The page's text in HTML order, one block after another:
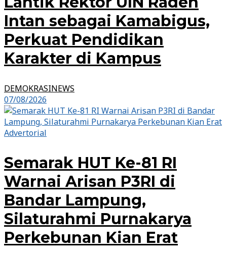
Intan sebagai Kamabigus,
Perkuat Pendidikan
Karakter di Kampus
DEMOKRASINEWS
07/08/2026
Advertorial
Semarak HUT Ke-81 RI
Warnai Arisan P3RI di
Bandar Lampung,
Silaturahmi Purnakarya
Perkebunan Kian Erat